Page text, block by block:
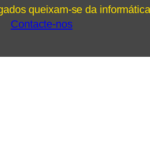
queixam-se da
Contacte-nos